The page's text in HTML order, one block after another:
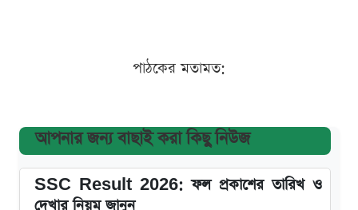
পাঠকের মতামত:
আপনার জন্য বাছাই করা কিছু নিউজ
SSC Result 2026: ফল প্রকাশের তারিখ ও
দেখার নিয়ম জানুন